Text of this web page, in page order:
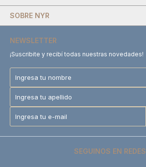
SOBRE NYR
NEWSLETTER
¡Suscribite y recibí todas nuestras novedades!
SEGUINOS EN REDES